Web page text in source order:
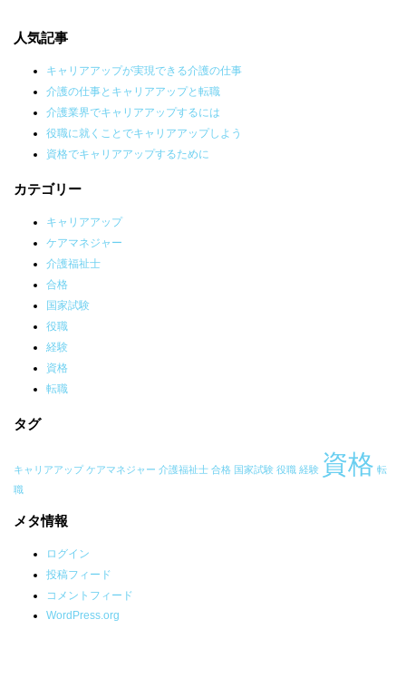
人気記事
キャリアアップが実現できる介護の仕事
介護の仕事とキャリアアップと転職
介護業界でキャリアアップするには
役職に就くことでキャリアアップしよう
資格でキャリアアップするために
カテゴリー
キャリアアップ
ケアマネジャー
介護福祉士
合格
国家試験
役職
経験
資格
転職
タグ
キャリアアップ ケアマネジャー 介護福祉士 合格 国家試験 役職 経験 資格 転
職
メタ情報
ログイン
投稿フィード
コメントフィード
WordPress.org